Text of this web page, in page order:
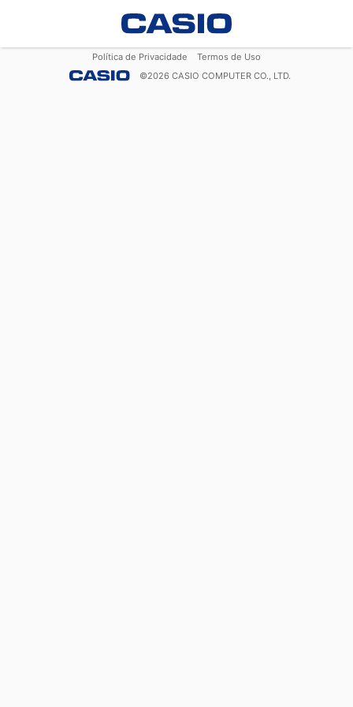
Política de Privacidade
Termos de Uso
©2026 CASIO COMPUTER CO., LTD.